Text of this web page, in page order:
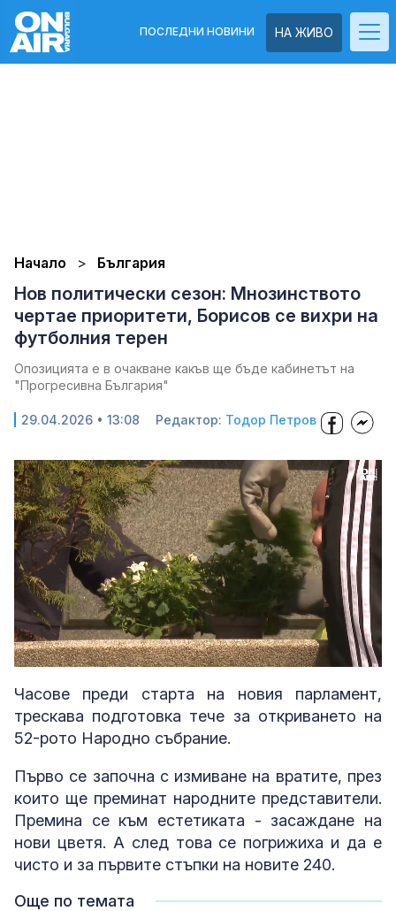
НА ЖИВО
ПОСЛЕДНИ НОВИНИ
Начало България
Нов политически сезон: Мнозинството
чертае приоритети, Борисов се вихри на
футболния терен
Опозицията е в очакване какъв ще бъде кабинетът на
"Прогресивна България"
29.04.2026 • 13:08 Редактор: Тодор Петров
Unmute Loaded:
53.11%
Часове преди старта на новия парламент,
трескава подготовка тече за откриването на
52-рото Народно събрание.
Първо се започна с измиване на вратите, през
които ще преминат народните представители.
Премина се към естетиката - засаждане на
нови цветя. А след това се погрижиха и да е
чисто и за първите стъпки на новите 240.
Още по темата